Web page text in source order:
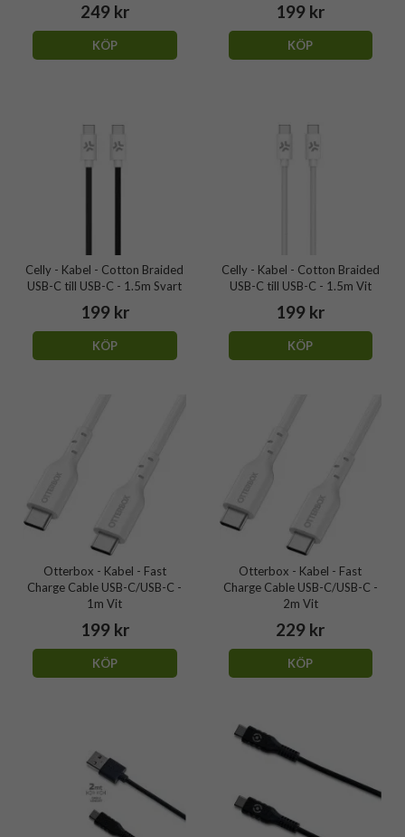
249 kr
KÖP
199 kr
KÖP
Celly - Kabel - Cotton Braided
USB-C till USB-C - 1.5m Svart
199 kr
KÖP
Celly - Kabel - Cotton Braided
USB-C till USB-C - 1.5m Vit
199 kr
KÖP
Otterbox - Kabel - Fast
Charge Cable USB-C/USB-C -
1m Vit
199 kr
KÖP
Otterbox - Kabel - Fast
Charge Cable USB-C/USB-C -
2m Vit
229 kr
KÖP